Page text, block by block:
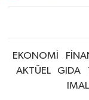
EKONOMİ
AKTÜEL
GIDA